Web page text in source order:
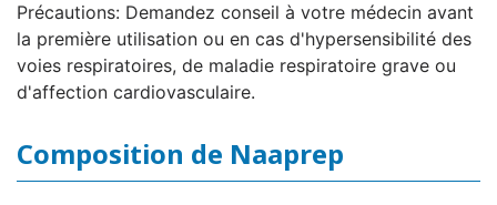
Précautions: Demandez conseil à votre médecin avant
la première utilisation ou en cas d'hypersensibilité des
voies respiratoires, de maladie respiratoire grave ou
d'affection cardiovasculaire.
Composition de Naaprep